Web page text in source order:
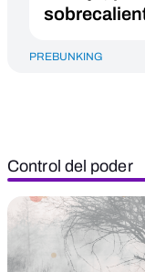
PREBUNKING
Control del poder